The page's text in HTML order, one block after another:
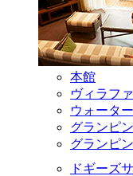
本館
ヴィラフ
ウォータ
グランピ
グランピ
ドギーズ